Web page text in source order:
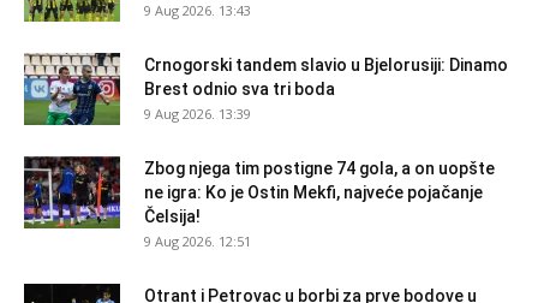
9 Aug 2026. 13:43
Crnogorski tandem slavio u Bjelorusiji: Dinamo
Brest odnio sva tri boda
9 Aug 2026. 13:39
Zbog njega tim postigne 74 gola, a on uopšte
ne igra: Ko je Ostin Mekfi, najveće pojačanje
Čelsija!
9 Aug 2026. 12:51
Otrant i Petrovac u borbi za prve bodove u